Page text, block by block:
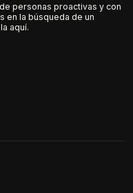
personas proactivas y con
en la búsqueda de un
aquí.